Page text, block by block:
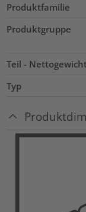
Produktfamilie
Produktgruppe
Teil -
Typ